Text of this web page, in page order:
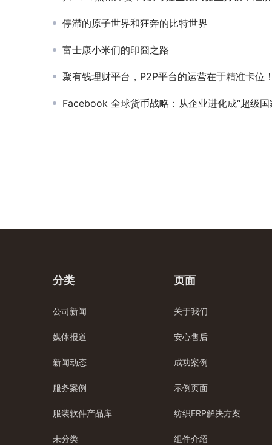
停滞的原子世界和狂奔的比特世界
富士康小米们的印囧之路
聚有钱理财平台，P2P平台的运营在于精准卡位！
Facebook 全球货币战略：从企业进化成“超级国
分类
公司新闻
媒体报道
新闻动态
服务案例
服装软件产品库
未分类
页面
关于我们
安心售后
成功案例
示例页面
纺织ERP解决方案
组件介绍